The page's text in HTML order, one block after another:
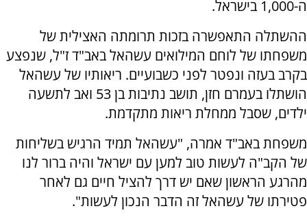
ה-1,000 בישראל.
ההשתלה התאפשרה בזכות תרומתה האצילית של
משפחתו של לוחם המילואים עשהאל באב"ד ז"ל, שנפצע
בקרב בעזה ונפטר לפני כשבועיים. ריאותיו של עשהאל
הושתלו בעמרם חזן, תושב נתיבות בן 53 ואב לתשעה
ילדים, שסבל ממחלת ריאות מתקדמת.
משפחת באב"ד אמרה, "עשהאל תמיד הרגיש בשליחות
של הקב"ה לעשות טוב למען עם ישראל והיה ברור לנו
מהרגע הראשון שאם יש דרך להציל חיים גם לאחר
פטירתו של עשהאל זה הדבר הנכון לעשות".